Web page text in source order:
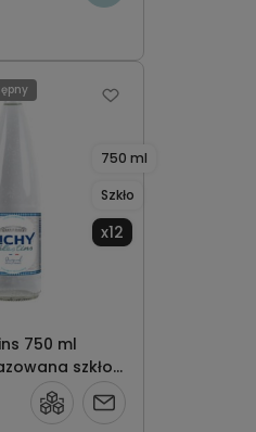
750 ml
szkło
750 ml
Szkło
x12
Powiadom